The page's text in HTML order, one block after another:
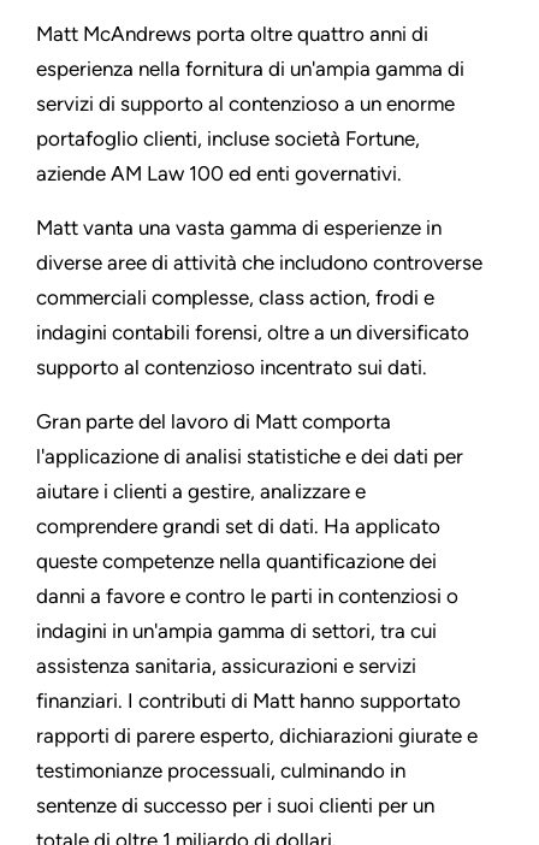
Matt McAndrews porta oltre quattro anni di
esperienza nella fornitura di un'ampia gamma di
servizi di supporto al contenzioso a un enorme
portafoglio clienti, incluse società Fortune,
aziende AM Law 100 ed enti governativi.
Matt vanta una vasta gamma di esperienze in
diverse aree di attività che includono controverse
commerciali complesse, class action, frodi e
indagini contabili forensi, oltre a un diversificato
supporto al contenzioso incentrato sui dati.
Gran parte del lavoro di Matt comporta
l'applicazione di analisi statistiche e dei dati per
aiutare i clienti a gestire, analizzare e
comprendere grandi set di dati. Ha applicato
queste competenze nella quantificazione dei
danni a favore e contro le parti in contenziosi o
indagini in un'ampia gamma di settori, tra cui
assistenza sanitaria, assicurazioni e servizi
finanziari. I contributi di Matt hanno supportato
rapporti di parere esperto, dichiarazioni giurate e
testimonianze processuali, culminando in
sentenze di successo per i suoi clienti per un